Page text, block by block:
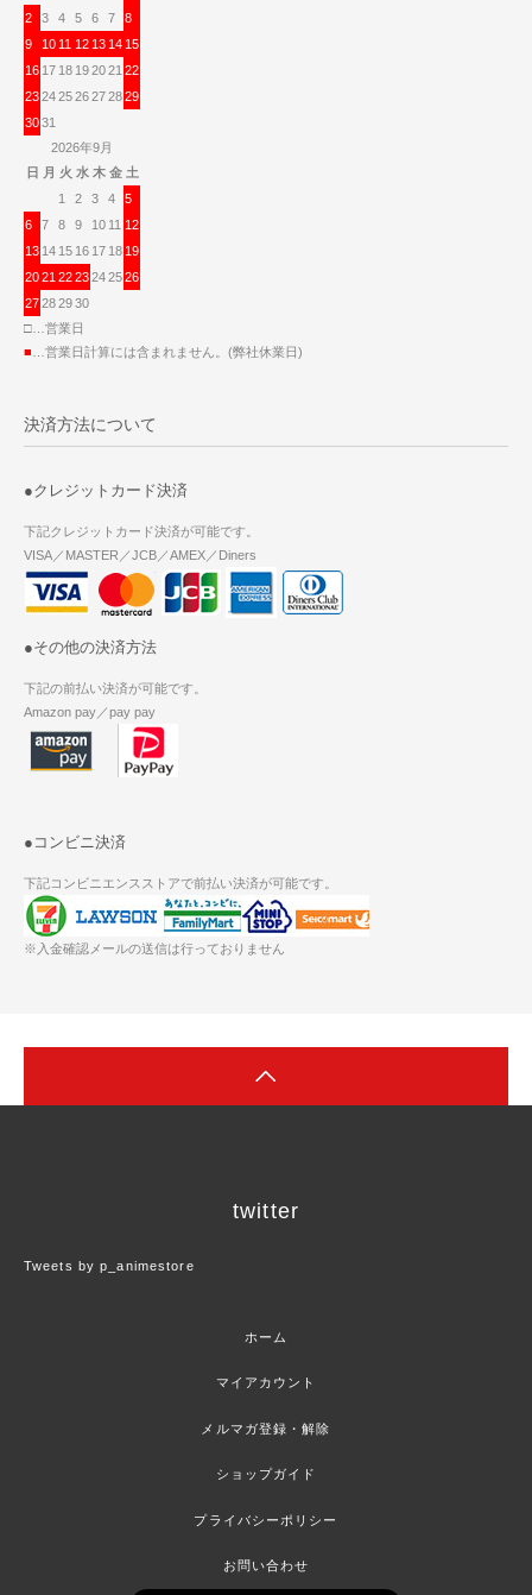
2
3 4 5 6 7
8
9
10 11 12 13 14 15
16 17 18 192021 22
23242526272829
3031
2026年9月
日 月 火 水 木 金 土
1
2 3 4
5
6
7 8 9 10 11 12
13 14 15 16 17 18 19
2021 2223242526
27282930
□…営業日
■ …営業日計算には含まれません。(弊社休業日)
決済方法について
●クレジットカード決済
下記クレジットカード決済が可能です。
VISA／MASTER／JCB／AMEX／Diners
●その他の決済方法
下記の前払い決済が可能です。
Amazon pay／pay pay
●コンビニ決済
下記コンビニエンスストアで前払い決済が可能です。
※入金確認メールの送信は行っておりません
twitter
Tweets by p_animestore
ホーム
マイアカウント
メルマガ登録・解除
ショップガイド
プライバシーポリシー
お問い合わせ